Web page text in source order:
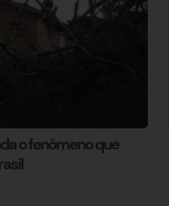
o fenômeno que